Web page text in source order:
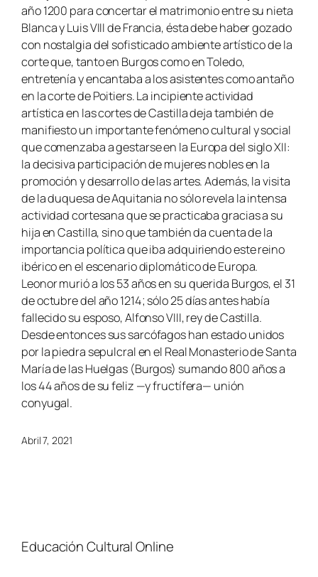
año 1200 para concertar el matrimonio entre su nieta
Blanca y Luis VIII de Francia, ésta debe haber gozado
con nostalgia del sofisticado ambiente artístico de la
corte que, tanto en Burgos como en Toledo,
entretenía y encantaba a los asistentes como antaño
en la corte de Poitiers. La incipiente actividad
artística en las cortes de Castilla deja también de
manifiesto un importante fenómeno cultural y social
que comenzaba a gestarse en la Europa del siglo XII:
la decisiva participación de mujeres nobles en la
promoción y desarrollo de las artes. Además, la visita
de la duquesa de Aquitania no sólo revela la intensa
actividad cortesana que se practicaba gracias a su
hija en Castilla, sino que también da cuenta de la
importancia política que iba adquiriendo este reino
ibérico en el escenario diplomático de Europa.
Leonor murió a los 53 años en su querida Burgos, el 31
de octubre del año 1214; sólo 25 días antes había
fallecido su esposo, Alfonso VIII, rey de Castilla.
Desde entonces sus sarcófagos han estado unidos
por la piedra sepulcral en el Real Monasterio de Santa
María de las Huelgas (Burgos) sumando 800 años a
los 44 años de su feliz —y fructífera— unión
conyugal.
Abril 7, 2021
Educación Cultural Online